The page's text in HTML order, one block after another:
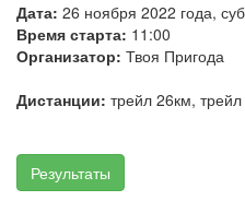
Дата: 26 ноября 2022 года,
Время старта: 11:00
Организатор: Твоя Пригода
Дистанции: трейл 26км,
Результаты